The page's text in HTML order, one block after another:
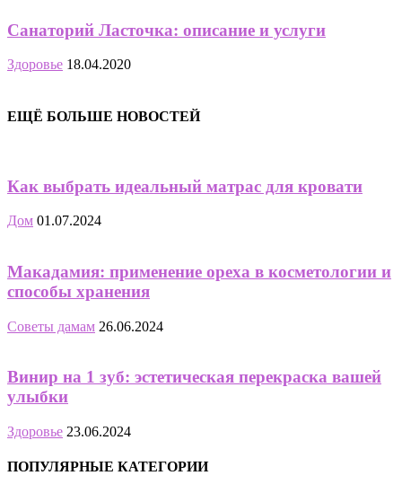
Санаторий Ласточка: описание и услуги
Здоровье 18.04.2020
ЕЩЁ БОЛЬШЕ НОВОСТЕЙ
Как выбрать идеальный матрас для кровати
Дом 01.07.2024
Макадамия: применение ореха в косметологии и
способы хранения
Советы дамам 26.06.2024
Винир на 1 зуб: эстетическая перекраска вашей
улыбки
Здоровье 23.06.2024
ПОПУЛЯРНЫЕ КАТЕГОРИИ